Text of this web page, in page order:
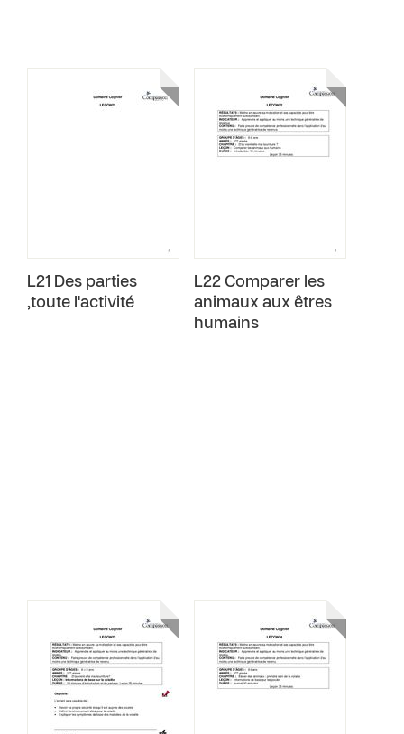
L21 Des parties
,toute l'activité
L22 Comparer les
animaux aux êtres
humains